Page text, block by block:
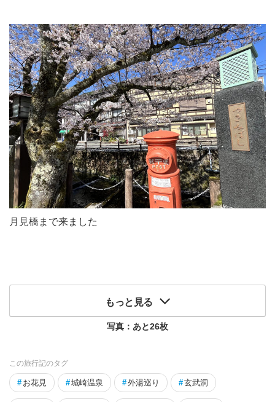
月見橋まで来ました
もっと見る
写真：あと26枚
この旅行記のタグ
# お花見 #城崎温泉 #外湯巡り #玄武洞